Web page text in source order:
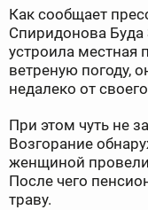
Как сообщает
Спиридонова
устроила местная
ветреную погоду,
недалеко от
При этом чуть не
Возгорание
женщиной
После чего
траву.